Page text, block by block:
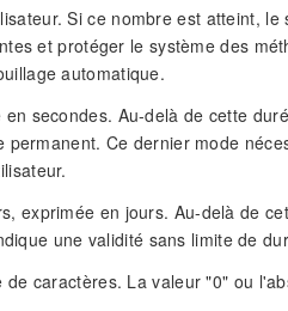
Si ce nombre est atteint, le
et protéger le système des
automatique.
secondes. Au-delà de cette
Ce dernier mode
exprimée en jours. Au-delà de
une validité sans limite de
caractères. La valeur "0" ou